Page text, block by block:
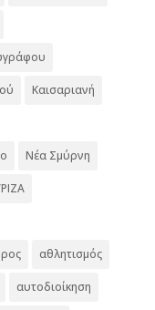
Καισαριανή
Νέα Σμύρνη
αθλητισμός
αυτοδιοίκηση